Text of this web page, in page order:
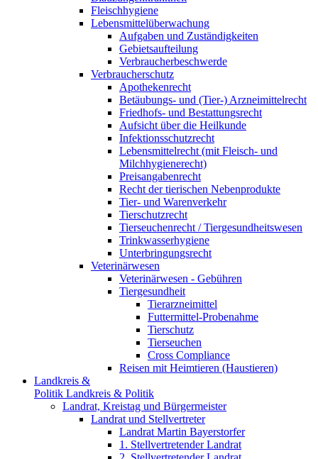
Fleischhygiene
Lebensmittelüberwachung
Aufgaben und Zuständigkeiten
Gebietsaufteilung
Verbraucherbeschwerde
Verbraucherschutz
Apothekenrecht
Betäubungs- und (Tier-) Arzneimittelrecht
Friedhofs- und Bestattungsrecht
Aufsicht über die Heilkunde
Infektionsschutzrecht
Lebensmittelrecht (mit Fleisch- und
Milchhygienerecht)
Preisangabenrecht
Recht der tierischen Nebenprodukte
Tier- und Warenverkehr
Tierschutzrecht
Tierseuchenrecht / Tiergesundheitswesen
Trinkwasserhygiene
Unterbringungsrecht
Veterinärwesen
Veterinärwesen - Gebühren
Tiergesundheit
Tierarzneimittel
Futtermittel-Probenahme
Tierschutz
Tierseuchen
Cross Compliance
Reisen mit Heimtieren (Haustieren)
Landkreis &
Politik Landkreis & Politik
Landrat, Kreistag und Bürgermeister
Landrat und Stellvertreter
Landrat Martin Bayerstorfer
1. Stellvertretender Landrat